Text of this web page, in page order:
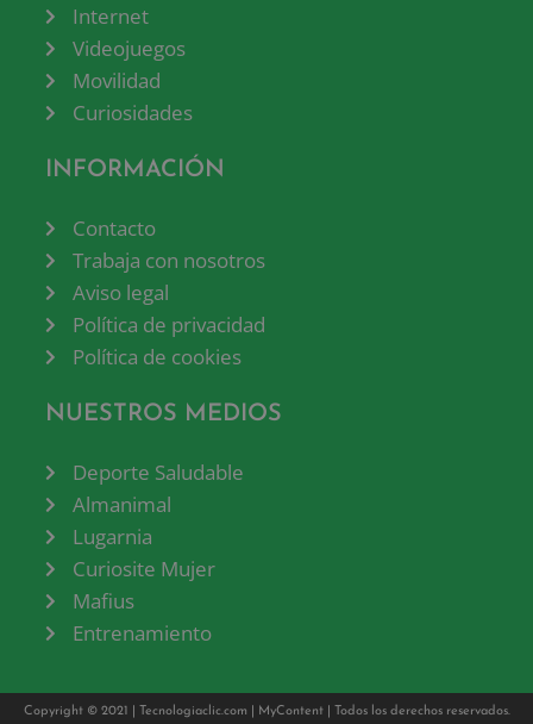
Internet
Videojuegos
Movilidad
Curiosidades
INFORMACIÓN
Contacto
Trabaja con nosotros
Aviso legal
Política de privacidad
Política de cookies
NUESTROS MEDIOS
Deporte Saludable
Almanimal
Lugarnia
Curiosite Mujer
Mafius
Entrenamiento
Copyright © 2021 | Tecnologiaclic.com MyContent| Todos los derechos reservados.